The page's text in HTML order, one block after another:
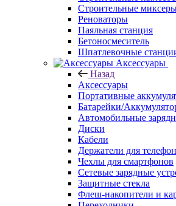
Строительные
Реноваторы
Паяльная станция
Бетоносмеситель
Шпатлевочные
Аксессуары
Назад
Аксессуары
Портативные
Батарейки/
Автомобильные
Диски
Кабели
Держатели для
Чехлы для смартфонов
Сетевые зарядные
Защитные стекла
Флеш-накопители и